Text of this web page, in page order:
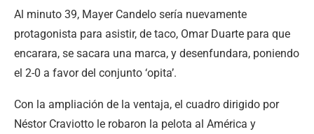
Al minuto 39, Mayer Candelo sería nuevamente
protagonista para asistir, de taco, Omar Duarte para que
encarara, se sacara una marca, y desenfundara, poniendo
el 2-0 a favor del conjunto ‘opita’.
Con la ampliación de la ventaja, el cuadro dirigido por
Néstor Craviotto le robaron la pelota al América y